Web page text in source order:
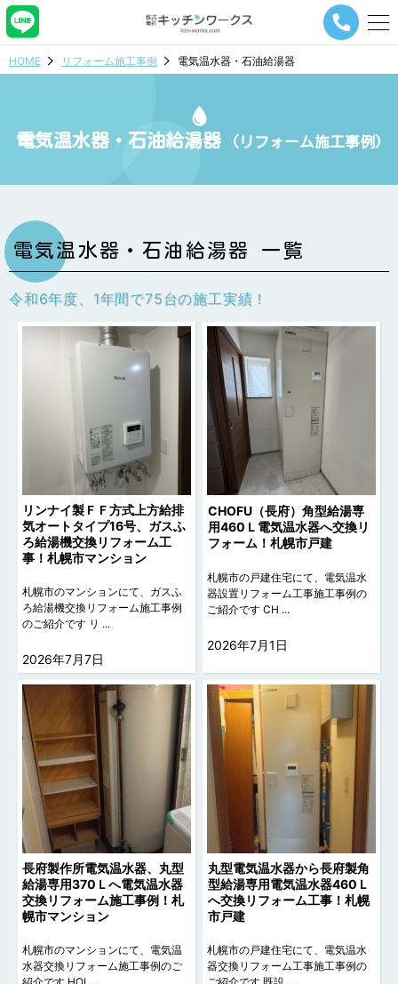
メ
ー
ー
ン
HOME リフォーム施工事例 電気温水器・石油給湯器
電気温水器・石油給湯器 (リフォーム施工事例)
電気温水器・石油給湯器 一覧
令和6年度、1年間で75台の施工実績！
リンナイ製ＦＦ方式上方給排
気オートタイプ16号、ガスふ
ろ給湯機交換リフォーム工
事！札幌市マンション
札幌市のマンションにて、ガスふ
ろ給湯機交換リフォーム施工事例
のご紹介です リ ...
2026年7月7日
CHOFU（長府）角型給湯専
用460Ｌ電気温水器へ交換リ
フォーム！札幌市戸建
札幌市の戸建住宅にて、電気温水
器設置リフォーム工事施工事例の
ご紹介です CH ...
2026年7月1日
長府製作所電気温水器、丸型
給湯専用370Ｌへ電気温水器
交換リフォーム施工事例！札
幌市マンション
札幌市のマンションにて、電気温
水器交換リフォーム施工事例のご
丸型電気温水器から長府製角
型給湯専用電気温水器460Ｌ
へ交換リフォーム工事！札幌
市戸建
札幌市の戸建住宅にて、電気温水
器交換リフォーム工事施工事例の